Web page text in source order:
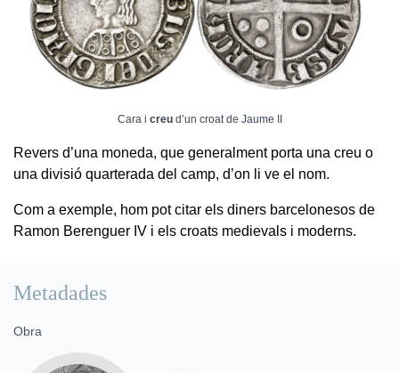
Cara i creud’un croat de Jaume II
Revers d’una moneda, que generalment porta una creu o
una divisió quarterada del camp, d’on li ve el nom.
Com a exemple, hom pot citar els diners barcelonesos de
Ramon Berenguer IV i els croats medievals i moderns.
Metadades
Obra